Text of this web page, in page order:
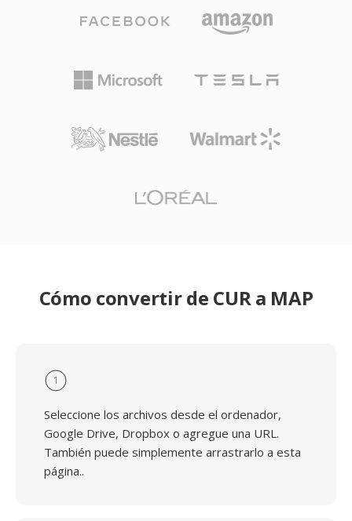
Cómo convertir de CUR a MAP
1
Seleccione los archivos desde el ordenador,
Google Drive, Dropbox o agregue una URL.
También puede simplemente arrastrarlo a esta
página..